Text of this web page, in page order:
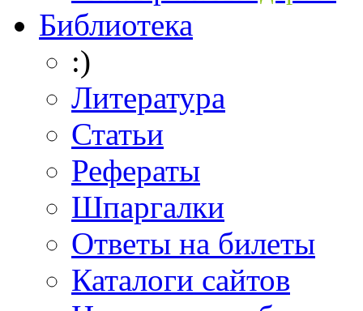
Библиотека
:)
Литература
Статьи
Рефераты
Шпаргалки
Ответы на билеты
Каталоги сайтов